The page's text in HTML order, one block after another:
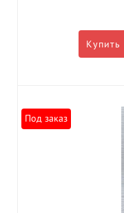
Купить
Под заказ